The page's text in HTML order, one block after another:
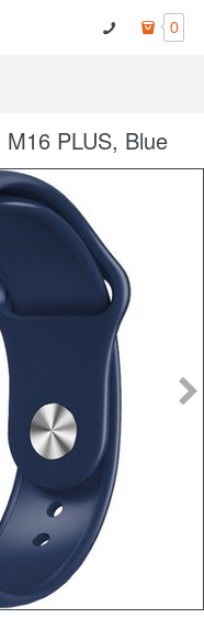
0
PLUS, Blue